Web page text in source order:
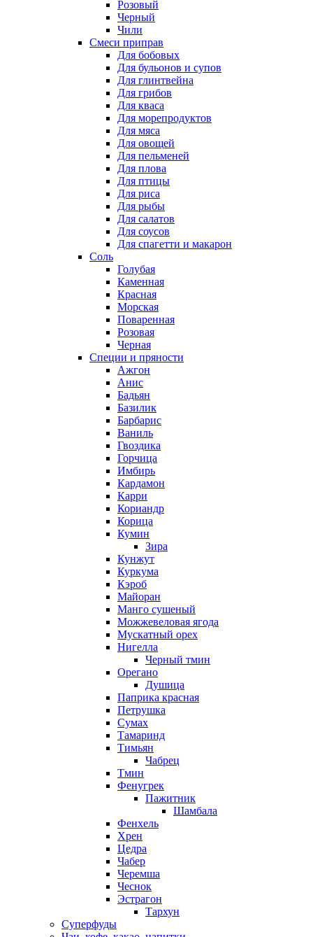
Розовый
Черный
Чили
Смеси приправ
Для бобовых
Для бульонов и супов
Для глинтвейна
Для грибов
Для кваса
Для морепродуктов
Для мяса
Для овощей
Для пельменей
Для плова
Для птицы
Для риса
Для рыбы
Для салатов
Для соусов
Для спагетти и макарон
Соль
Голубая
Каменная
Красная
Морская
Поваренная
Розовая
Черная
Специи и пряности
Ажгон
Анис
Бадьян
Базилик
Барбарис
Ваниль
Гвоздика
Горчица
Имбирь
Кардамон
Карри
Кориандр
Корица
Кумин
Зира
Кунжут
Куркума
Кэроб
Майоран
Манго сушеный
Можжевеловая ягода
Мускатный орех
Нигелла
Черный тмин
Орегано
Душица
Паприка красная
Петрушка
Сумах
Тамаринд
Тимьян
Чабрец
Тмин
Фенугрек
Пажитник
Шамбала
Фенхель
Хрен
Цедра
Чабер
Черемша
Чеснок
Эстрагон
Тархун
Суперфуды